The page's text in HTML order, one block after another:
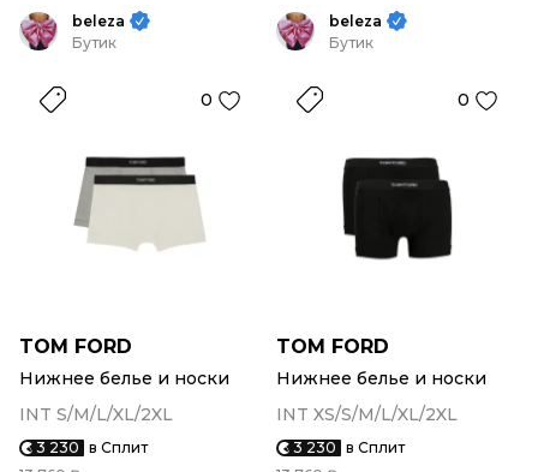
beleza
Бутик
0
TOM FORD
Нижнее белье и носки
INT S/M/L/XL/2XL
3 230 в Сплит
beleza
Бутик
0
TOM FORD
Нижнее белье и носки
INT XS/S/M/L/XL/2XL
3 230 в Сплит